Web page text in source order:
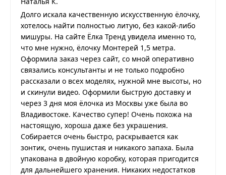
Долго искала качественную искусственную ёлочку,
хотелось найти полностью литую, без какой-либо
мишуры. На сайте Ёлка Тренд увидела именно то,
что мне нужно, ёлочку Монтерей 1,5 метра.
Оформила заказ через сайт, со мной оперативно
связались консультанты и не только подробно
рассказали о всех моделях, нужной мне высоты, но
и скинули видео. Оформили быструю доставку и
через 3 дня моя ёлочка из Москвы уже была во
Владивостоке. Качество супер! Очень похожа на
настоящую, хороша даже без украшения.
Собирается очень быстро, раскрывается как
зонтик, очень пушистая и никакого запаха. Была
упакована в двойную коробку, которая пригодится
для дальнейшего хранения. Никаких недостатков